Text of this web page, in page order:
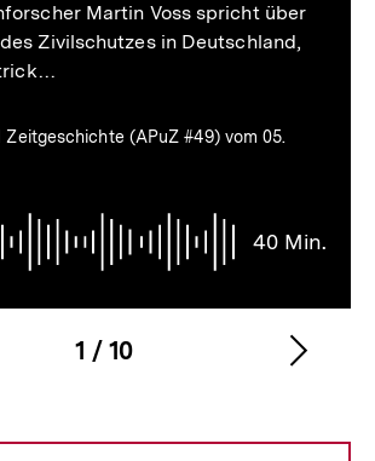
40 Min.
Martin Voss spricht über
Zivilschutzes in Deutschland,
(APuZ #49) vom 05.
Karussellinhalt
1
von
/ 10
Zum